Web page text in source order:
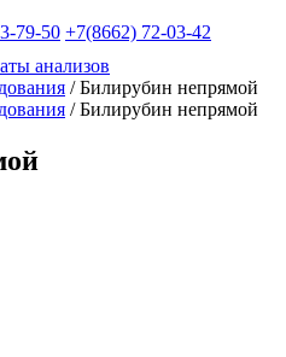
79-50 +7(8662) 72-03-42
анализов
/ Билирубин непрямой
/ Билирубин непрямой